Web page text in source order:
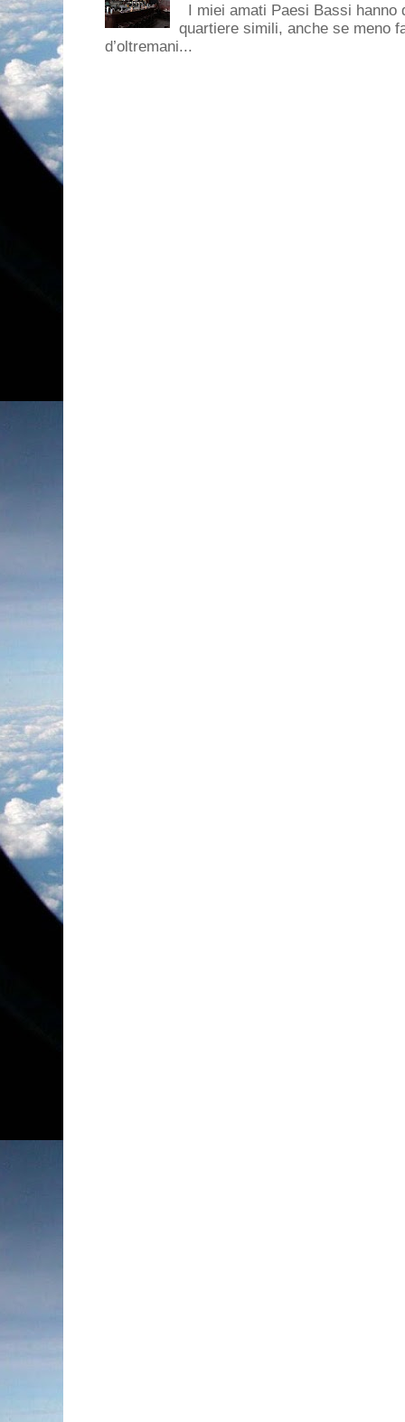
I miei amati Paesi Bassi
quartiere simili, anche se meno
d’oltremani...